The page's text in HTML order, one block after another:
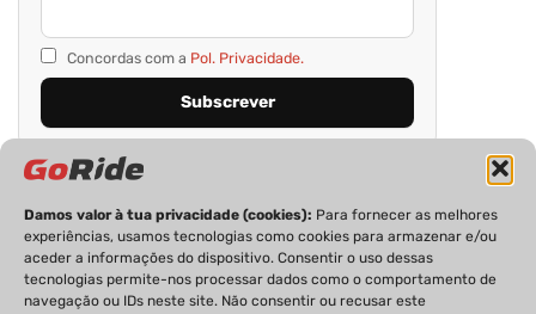
Damos valor à tua privacidade (cookies): Para fornecer as melhores
experiências, usamos tecnologias como cookies para armazenar e/ou
aceder a informações do dispositivo. Consentir o uso dessas
tecnologias permite-nos processar dados como o comportamento de
navegação ou IDs neste site. Não consentir ou recusar este
Concordas com a Pol. Privacidade.